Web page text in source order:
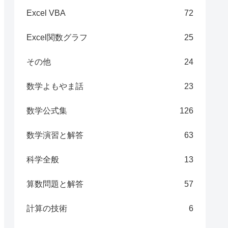
Excel VBA 72
Excel関数グラフ 25
その他 24
数学よもやま話 23
数学公式集 126
数学演習と解答 63
科学全般 13
算数問題と解答 57
計算の技術 6